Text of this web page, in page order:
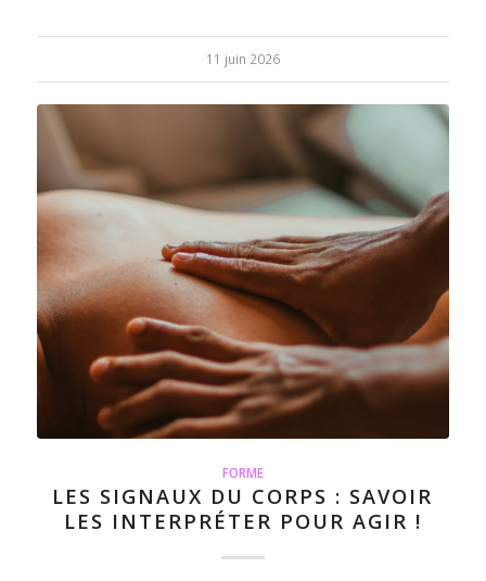
11 juin 2026
FORME
LES SIGNAUX DU CORPS : SAVOIR
LES INTERPRÉTER POUR AGIR !